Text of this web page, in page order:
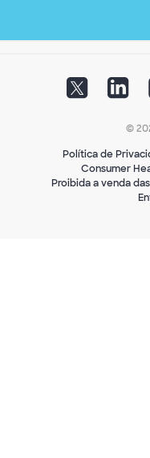
©
Política de
Consumer
Proibida a venda